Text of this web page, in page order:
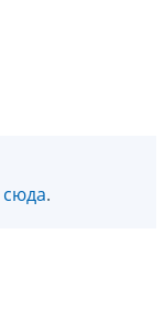
сюда.